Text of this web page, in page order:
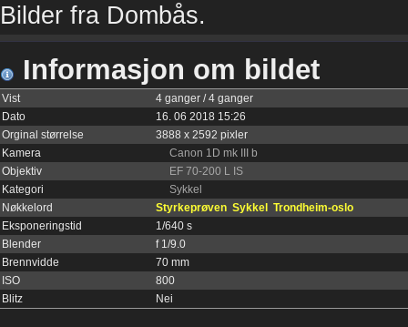
Bilder fra Dombås.
Informasjon om bildet
Vist
4 ganger / 4 ganger
Dato
16. 06 2018 15:26
Orginal størrelse
3888 x 2592 pixler
Kamera
Canon 1D mk III b
Objektiv
EF 70-200 L IS
Kategori
Sykkel
Nøkkelord
Styrkeprøven Sykkel
Trondheim-oslo
Eksponeringstid
1/640 s
Blender
f 1/9.0
Brennvidde
70 mm
ISO
800
Blitz
Nei